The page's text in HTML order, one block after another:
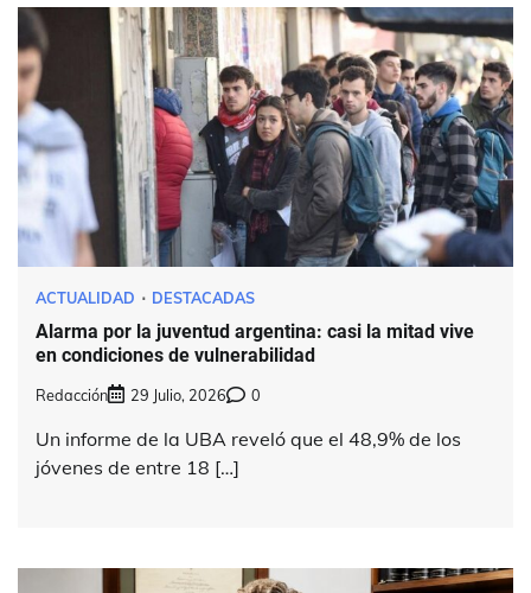
ACTUALIDAD DESTACADAS
Alarma por la juventud argentina: casi la mitad vive
en condiciones de vulnerabilidad
Redacción 29 Julio, 2026 0
Un informe de la UBA reveló que el 48,9% de los
jóvenes de entre 18 […]